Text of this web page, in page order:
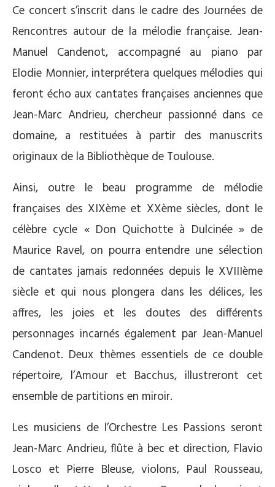
Ce concert s’inscrit dans le cadre des Journées de
Rencontres autour de la mélodie française. Jean-
Manuel Candenot, accompagné au piano par
Elodie Monnier, interprétera quelques mélodies qui
feront écho aux cantates françaises anciennes que
Jean-Marc Andrieu, chercheur passionné dans ce
domaine, a restituées à partir des manuscrits
originaux de la Bibliothèque de Toulouse.
Ainsi, outre le beau programme de mélodie
françaises des XIXème et XXème siècles, dont le
célèbre cycle « Don Quichotte à Dulcinée » de
Maurice Ravel, on pourra entendre une sélection
de cantates jamais redonnées depuis le XVIIIème
siècle et qui nous plongera dans les délices, les
affres, les joies et les doutes des différents
personnages incarnés également par Jean-Manuel
Candenot. Deux thèmes essentiels de ce double
répertoire, l’Amour et Bacchus, illustreront cet
ensemble de partitions en miroir.
Les musiciens de l’Orchestre Les Passions seront
Jean-Marc Andrieu, flûte à bec et direction, Flavio
Losco et Pierre Bleuse, violons, Paul Rousseau,